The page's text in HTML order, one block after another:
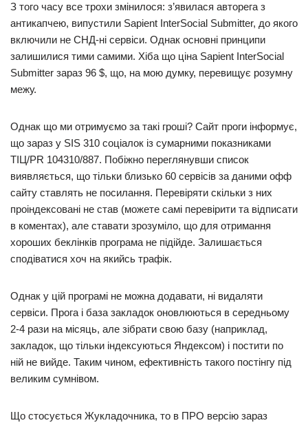
З того часу все трохи змінилося: з’явилася авторега з
антикапчею, випустили Sapient InterSocial Submitter, до якого
включили не СНД-ні сервіси. Однак основні принципи
залишилися тими самими. Хіба що ціна Sapient InterSocial
Submitter зараз 96 $, що, на мою думку, перевищує розумну
межу.
Однак що ми отримуємо за такі гроші? Сайт проги інформує,
що зараз у SIS 310 соціалок із сумарними показниками
ТІЦ/PR 104310/887. Побіжно переглянувши список
виявляється, що тільки близько 60 сервісів за даними офф
сайту ставлять не посилання. Перевіряти скільки з них
проіндексовані не став (можете самі перевірити та відписати
в коментах), але ставати зрозуміло, що для отримання
хороших беклінків програма не підійде. Залишається
сподіватися хоч на якийсь трафік.
Однак у цій програмі не можна додавати, ні видаляти
сервіси. Прога і база закладок оновлюються в середньому
2-4 рази на місяць, але зібрати свою базу (наприклад,
закладок, що тільки індексуються Яндексом) і постити по
ній не вийде. Таким чином, ефективність такого постінгу під
великим сумнівом.
Що стосується Жукладочника, то в ПРО версію зараз